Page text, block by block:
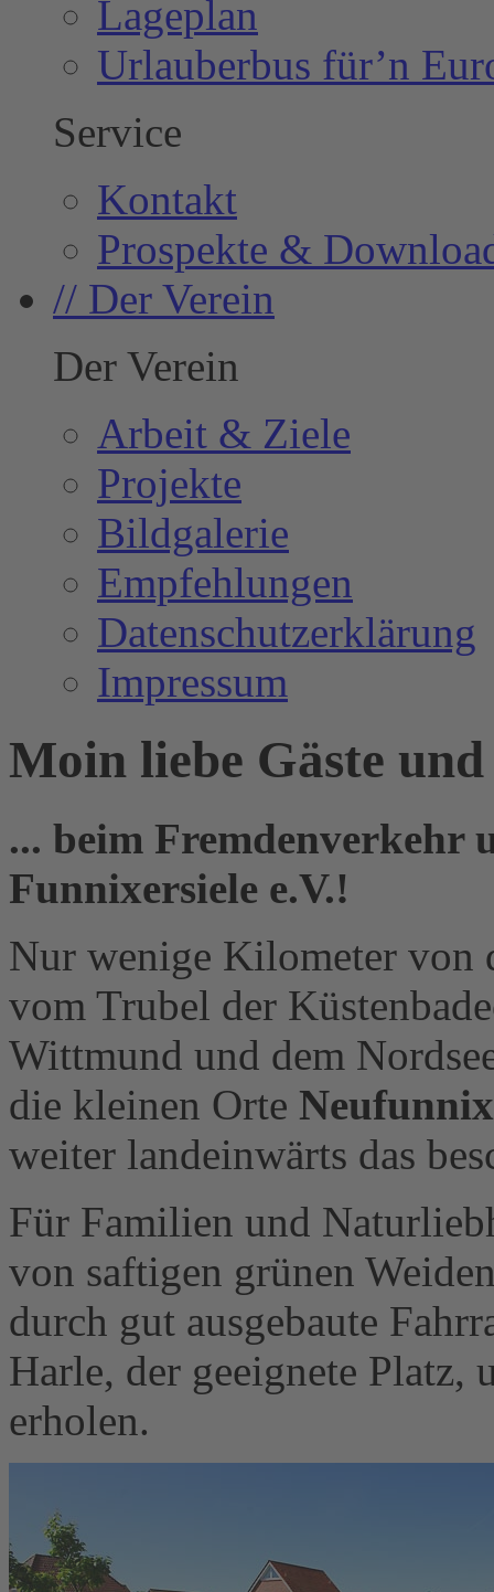
Lageplan
Urlauberbus für’n
Service
Kontakt
Prospekte &
// Der Verein
Der Verein
Arbeit & Ziele
Projekte
Bildgalerie
Empfehlungen
Datenschutzerklärung
Impressum
Moin liebe Gäste
... beim Fremdenverkehr
Funnixersiele e.V.!
Nur wenige Kilometer von
vom Trubel der
Wittmund und dem
die kleinen Orte
weiter landeinwärts das
Für Familien und
von saftigen grünen
durch gut ausgebaute
Harle, der geeignete Platz,
erholen.